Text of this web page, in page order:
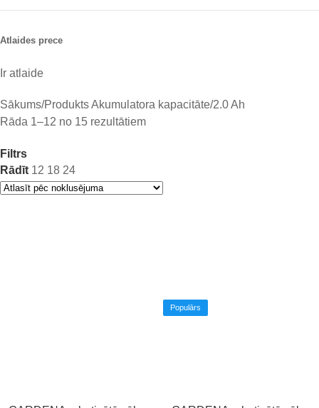
Atlaides prece
Ir atlaide
Sākums Produkts Akumulatora kapacitāte 2.0 Ah
Rāda 1–12 no 15 rezultātiem
Filtrs
Rādīt 12 18 24
Populārs